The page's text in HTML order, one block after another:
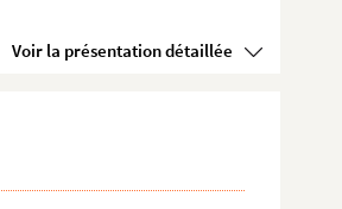
Voir la présentation détaillée